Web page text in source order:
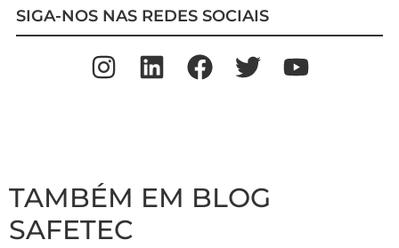
SIGA-NOS NAS REDES SOCIAIS
TAMBÉM EM BLOG
SAFETEC